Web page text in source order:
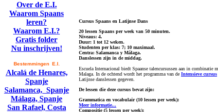
Over de E.I.
Waarom Spaans
leren?
Waarom E.I.?
Gratis folder
Nu inschrijven!
Bestemmingen E.I.
Alcalá de Henares,
Spanje
Salamanca, Spanje
Málaga, Spanje
San Rafael, Costa
Cursus Spaans en Latijnse Dans
20 lessen Spaans per week van 50 minuten.
Niveaus: 4.
Duur: 1 tot 12 weken.
Studenten per klas: 7; 10 maximaal.
Centra: Salamanca y Málaga.
Danslessen zijn in de middag.
Escuela Internacional biedt Spaanse talencursussen aan in combinatie
Malaga. In de ochtend wordt het programma van de Intensieve cursus
Latijnse danslessen gegeven.
De lessen die deze cursus bevat zijn:
Grammatica en vocabulair (10 lessen per week):
Meer informatie...
Compositie (5 lessen per week):